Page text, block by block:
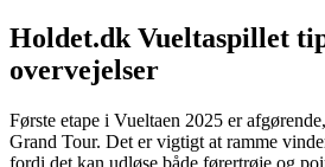
Holdet.dk Vueltaspillet
overvejelser
Første etape i Vueltaen 2025 er
Grand Tour. Det er vigtigt at ramme